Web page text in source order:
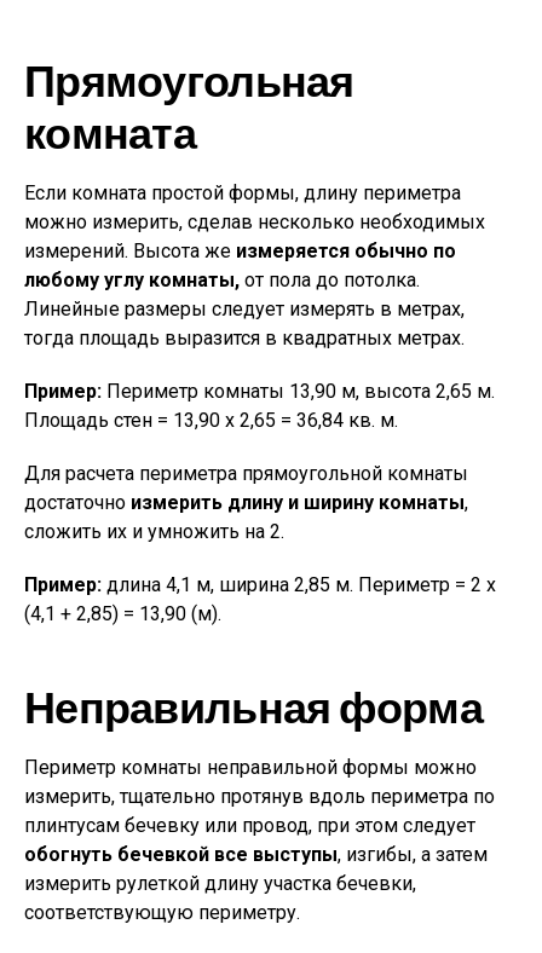
Прямоугольная
комната
Если комната простой формы, длину периметра
можно измерить, сделав несколько необходимых
измерений. Высота же измеряется обычно по
любому углу комнаты, от пола до потолка.
Линейные размеры следует измерять в метрах,
тогда площадь выразится в квадратных метрах.
Пример: Периметр комнаты 13,90 м, высота 2,65 м.
Площадь стен = 13,90 х 2,65 = 36,84 кв. м.
Для расчета периметра прямоугольной комнаты
достаточно измерить длину и ширину комнаты,
сложить их и умножить на 2.
Пример: длина 4,1 м, ширина 2,85 м. Периметр = 2 х
(4,1 + 2,85) = 13,90 (м).
Неправильная форма
Периметр комнаты неправильной формы можно
измерить, тщательно протянув вдоль периметра по
плинтусам бечевку или провод, при этом следует
обогнуть бечевкой все выступы, изгибы, а затем
измерить рулеткой длину участка бечевки,
соответствующую периметру.